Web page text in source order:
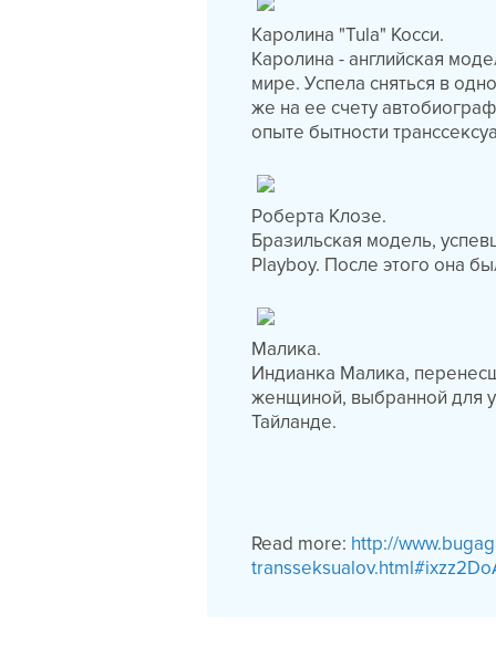
Каролина "Tula" Косси.
Каролина - английская
мире. Успела сняться в
же на ее счету
опыте бытности
Роберта Клозе.
Бразильская модель,
Playboy. После этого она
Малика.
Индианка Малика,
женщиной, выбранной для
Тайланде.
Read more: http://